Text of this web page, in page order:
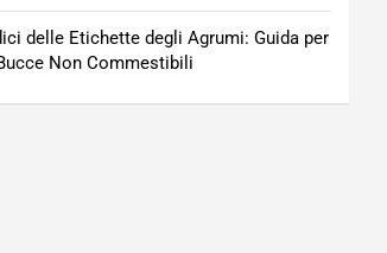
delle Etichette degli Agrumi: Guida per
Non Commestibili